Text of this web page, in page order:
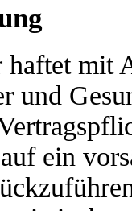
mit
und
ein